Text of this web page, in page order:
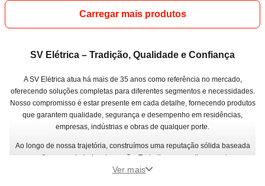
SV Elétrica – Tradição, Qualidade e Confiança
A SV Elétrica atua há mais de 35 anos como referência no mercado,
oferecendo soluções completas para diferentes segmentos e necessidades.
Nosso compromisso é estar presente em cada detalhe, fornecendo produtos
que garantem qualidade, segurança e desempenho em residências,
empresas, indústrias e obras de qualquer porte.
Ao longo de nossa trajetória, construímos uma reputação sólida baseada
em confiança, variedade e inovação. Trabalhamos continuamente para
ampliar nosso portfólio e acompanhar as transformações do setor,
Ver mais